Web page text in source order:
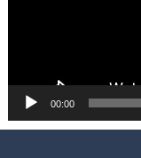
00:00